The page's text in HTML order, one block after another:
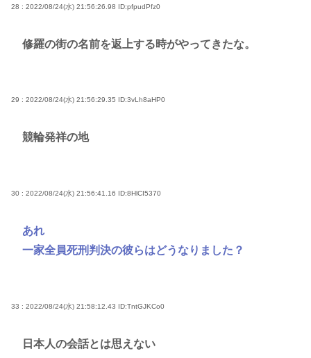
28 : 2022/08/24(水) 21:56:26.98 ID:pfpudPfz0
修羅の街の名前を返上する時がやってきたな。
29 : 2022/08/24(水) 21:56:29.35 ID:3vLh8aHP0
競輪発祥の地
30 : 2022/08/24(水) 21:56:41.16 ID:8HlCI5370
あれ
一家全員死刑判決の彼らはどうなりました？
33 : 2022/08/24(水) 21:58:12.43 ID:TntGJKCo0
日本人の会話とは思えない